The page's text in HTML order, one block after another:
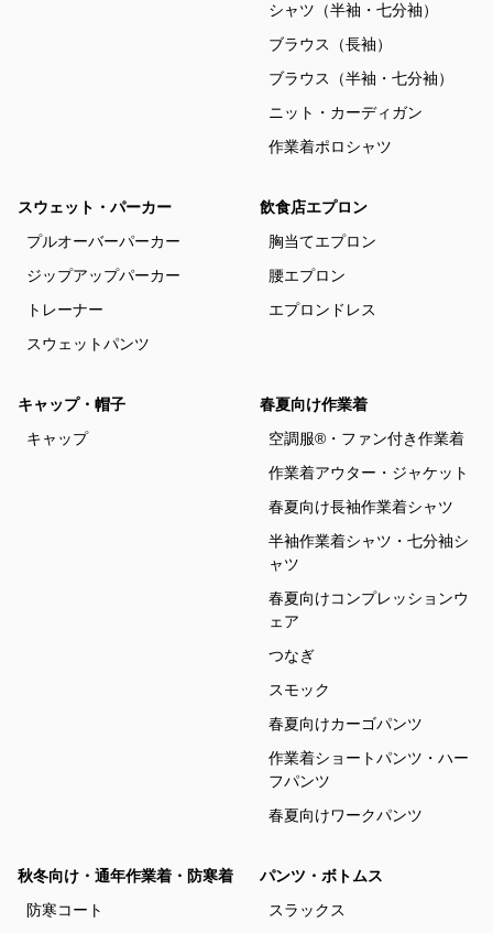
シャツ（半袖・七分袖）
ブラウス（長袖）
ブラウス（半袖・七分袖）
ニット・カーディガン
作業着ポロシャツ
スウェット・パーカー
プルオーバーパーカー
ジップアップパーカー
トレーナー
スウェットパンツ
飲食店エプロン
胸当てエプロン
腰エプロン
エプロンドレス
キャップ・帽子
キャップ
春夏向け作業着
空調服®・ファン付き作業着
作業着アウター・ジャケット
春夏向け長袖作業着シャツ
半袖作業着シャツ・七分袖シ
ャツ
春夏向けコンプレッションウ
ェア
つなぎ
スモック
春夏向けカーゴパンツ
作業着ショートパンツ・ハー
フパンツ
春夏向けワークパンツ
秋冬向け・通年作業着・防寒着
防寒コート
パンツ・ボトムス
スラックス